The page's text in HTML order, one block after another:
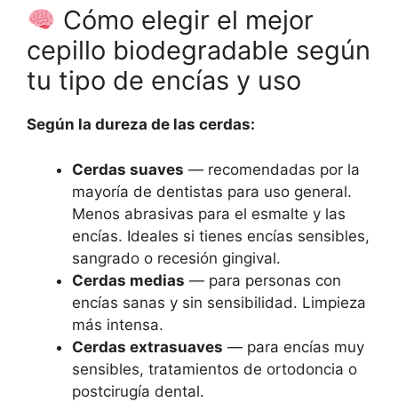
Cómo elegir el mejor
cepillo biodegradable según
tu tipo de encías y uso
Según la dureza de las cerdas:
Cerdas suaves — recomendadas por la
mayoría de dentistas para uso general.
Menos abrasivas para el esmalte y las
encías. Ideales si tienes encías sensibles,
sangrado o recesión gingival.
Cerdas medias — para personas con
encías sanas y sin sensibilidad. Limpieza
más intensa.
Cerdas extrasuaves — para encías muy
sensibles, tratamientos de ortodoncia o
postcirugía dental.